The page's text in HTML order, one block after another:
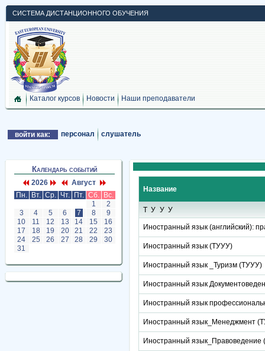
СИСТЕМА ДИСТАНЦИОННОГО ОБУЧЕНИЯ
Каталог курсов Новости Наши преподаватели
войти как: персонал слушатель
Календарь событий
2026
Август
Пн.
Вт. Ср. Чт. Пт. Сб.
Вс.
1
2
3
4 5 6 7 8
9
10
11 12 13 14 15
16
17
18 19 20 21 22
23
24
25 26 27 28 29
30
31
Название
ТУУУ
Иностранный язык (английский):
Иностранный язык (ТУУУ)
Иностранный язык _Туризм (ТУУУ)
Иностранный язык
Иностранный язык
Иностранный язык_Менеджмент
Иностранный язык_Правоведение